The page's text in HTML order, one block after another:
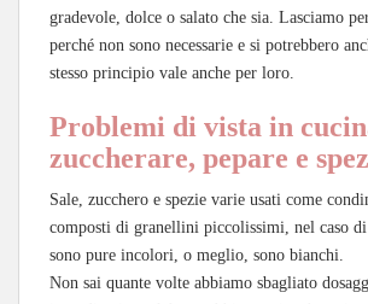
gradevole, dolce o salato che sia. Lasciamo
perché non sono necessarie e si potrebbero
stesso principio vale anche per loro.
Problemi di vista in
zuccherare, pepare e
Sale, zucchero e spezie varie usati come
composti di granellini piccolissimi, nel caso di
sono pure incolori, o meglio, sono bianchi.
Non sai quante volte abbiamo sbagliato